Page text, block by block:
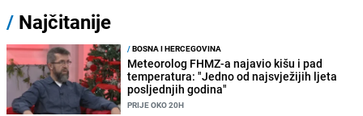
/ Najčitanije
/BOSNA I HERCEGOVINA
Meteorolog FHMZ-a najavio kišu i pad
temperatura: "Jedno od najsvježijih ljeta
posljednjih godina"
PRIJE OKO 20H